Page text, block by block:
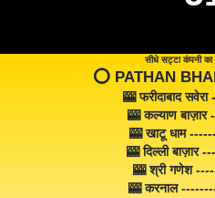
सीधे सट्टा कंपनी
⭕️ PATHAN
🎰 फरीदाबाद
🎰 कल्याण
🎰 खाटू धाम
🎰 दिल्ली बाज़ार
🎰 श्री गणेश
🎰 करनाल